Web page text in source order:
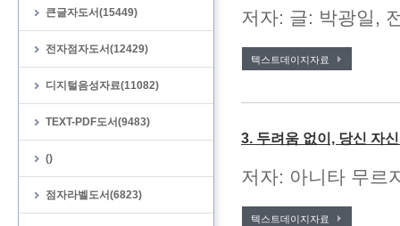
큰글자도서(15449)
전자점자도서(12429)
디지털음성자료(11082)
TEXT-PDF도서(9483)
()
점자라벨도서(6823)
저자: 글: 박광일,
텍스트데이지자료
3. 두려움 없이, 당신 자
저자: 아니타 무르
텍스트데이지자료